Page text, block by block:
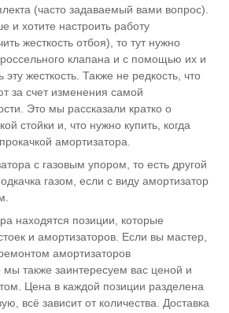
(часто задаваемый вами вопрос).
и хотите настроить работу
жесткость отбоя), то тут нужно
клапана и с помощью их и
эту жесткость. Также не редкость, что
за счет изменения самой
Это мы рассказали кратко о
стойки и, что нужно купить, когда
амортизатора.
с газовым упором, то есть другой
газом, если с виду амортизатор
находятся позиции, которые
и амортизаторов. Если вы мастер,
амортизаторов
также заинтересуем вас ценой и
Цена в каждой позиции разделена
всё зависит от количества. Доставка